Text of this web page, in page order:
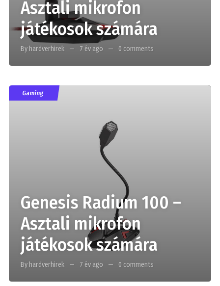
Asztali mikrofon
játékosok számára
By hardverhirek 7 év ago 0 comments
Gaming
Genesis Radium 100 –
Asztali mikrofon
játékosok számára
By hardverhirek 7 év ago 0 comments